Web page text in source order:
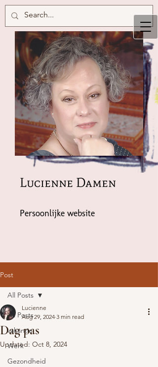
Lucienne Damen
Persoonlijke website
Post
All Posts
vakantie
Werk
Gezondheid
All Posts
Dag pas
Lucienne
Aug 29, 2024 3 min read
Updated: Oct 8, 2024